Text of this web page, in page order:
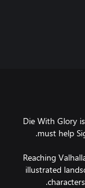
Die With Glory
Reaching
illustrated